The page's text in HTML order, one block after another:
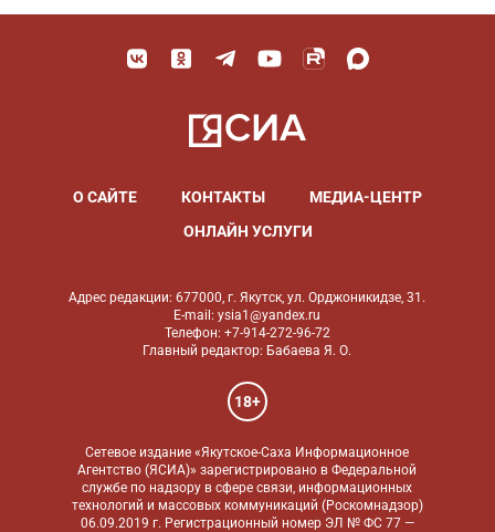
О САЙТЕ КОНТАКТЫ
МЕДИА-ЦЕНТР
ОНЛАЙН УСЛУГИ
Адрес редакции: 677000, г. Якутск, ул. Орджоникидзе, 31.
E-mail: ysia1@yandex.ru
Телефон: +7-914-272-96-72
Главный редактор: Бабаева Я. О.
18+
Сетевое издание «Якутское-Саха Информационное
Агентство (ЯСИА)» зарегистрировано в Федеральной
службе по надзору в сфере связи, информационных
технологий и массовых коммуникаций (Роскомнадзор)
06.09.2019 г. Регистрационный номер ЭЛ № ФС 77 —